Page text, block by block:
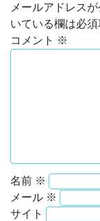
メールアドレス
いている欄は必
コメント ※
名前 ※
メール ※
サイト